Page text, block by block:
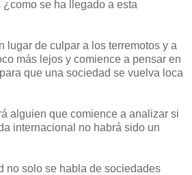
se ha llegado a esta
lugar de culpar a los terremotos y a
más lejos y comience a pensar en
que una sociedad se vuelva loca
alguien que comience a analizar si
internacional no habrá sido un
no solo se habla de sociedades